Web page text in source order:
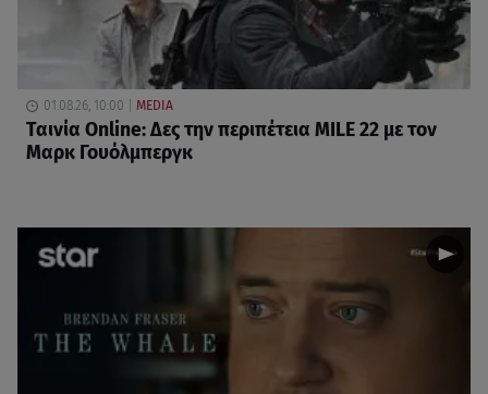
01.08.26, 10:00 MEDIA
Ταινία Online: Δες την περιπέτεια MILE 22 με τον
Μαρκ Γουόλμπεργκ